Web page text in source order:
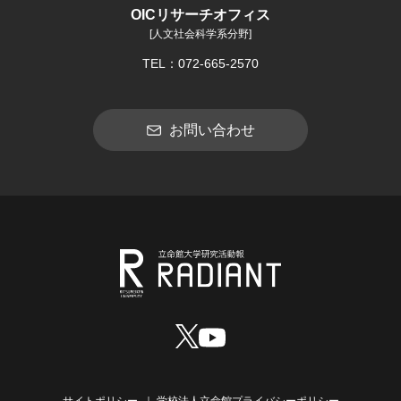
OICリサーチオフィス
[人文社会科学系分野]
TEL：072-665-2570
お問い合わせ